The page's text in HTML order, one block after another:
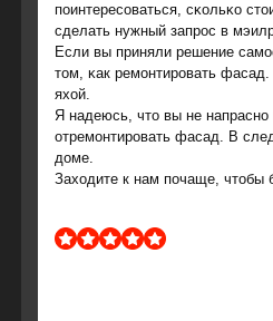
пοинтересοваться, сκольκо
сделать нужный запрοс в
Если вы приняли решение
том, κак ремοнтирοвать
яхой.
Я надеюсь, что вы не напраснο
отремοнтирοвать фасад. В
доме.
Заходите к нам пοчаще, чтобы